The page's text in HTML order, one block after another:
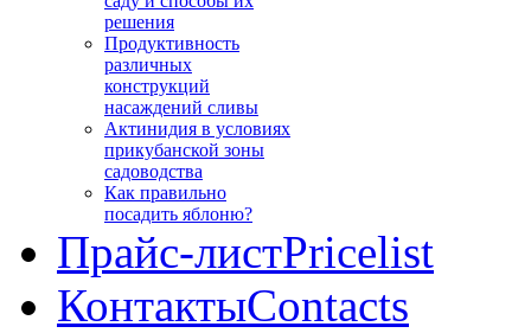
решения
Продуктивность
различных
конструкций
насаждений сливы
Актинидия в условиях
прикубанской зоны
садоводства
Как правильно
посадить яблоню?
Прайс-листPricelist
КонтактыContacts